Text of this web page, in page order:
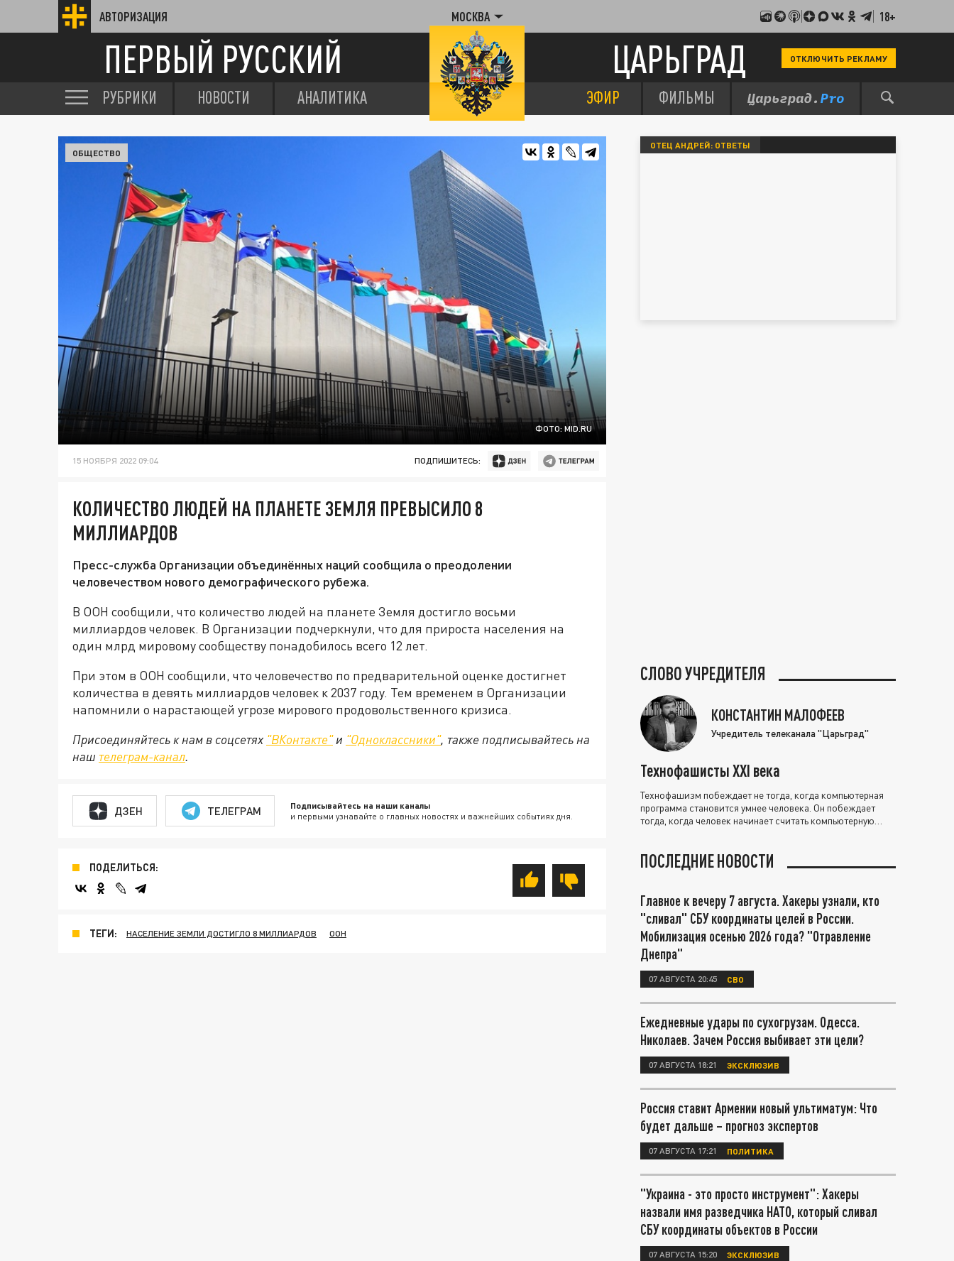
АВТОРИЗАЦИЯ МОСКВА 18+
ПЕРВЫЙ РУССКИЙ ЦАРЬГРАД ОТКЛЮЧИТЬ РЕКЛАМУ
РУБРИКИ НОВОСТИ АНАЛИТИКА ЭФИР ФИЛЬМЫ
ФОТО: MID.RU
ОБЩЕСТВО
15 НОЯБРЯ 2022 09:04 ПОДПИШИТЕСЬ:
КОЛИЧЕСТВО ЛЮДЕЙ НА ПЛАНЕТЕ ЗЕМЛЯ ПРЕВЫСИЛО 8
МИЛЛИАРДОВ
Пресс-служба Организации объединённых наций сообщила о преодолении
человечеством нового демографического рубежа.
В ООН сообщили, что количество людей на планете Земля достигло восьми
миллиардов человек. В Организации подчеркнули, что для прироста населения на
один млрд мировому сообществу понадобилось всего 12 лет.
При этом в ООН сообщили, что человечество по предварительной оценке достигнет
количества в девять миллиардов человек к 2037 году. Тем временем в Организации
напомнили о нарастающей угрозе мирового продовольственного кризиса.
Присоединяйтесь к нам в соцсетях "ВКонтакте"и "Одноклассники", также подписывайтесь на
наш телеграм-канал.
ДЗЕН ТЕЛЕГРАМ Подписывайтесь на наши каналы
и первыми узнавайте о главных новостях и важнейших событиях дня.
ПОДЕЛИТЬСЯ:
ТЕГИ: НАСЕЛЕНИЕ ЗЕМЛИ ДОСТИГЛО 8 МИЛЛИАРДОВ ООН
ОТЕЦ АНДРЕЙ: ОТВЕТЫ
СЛОВО УЧРЕДИТЕЛЯ
КОНСТАНТИН МАЛОФЕЕВ
Учредитель телеканала "Царьград"
Технофашисты XXI века
Технофашизм побеждает не тогда, когда компьютерная
программа становится умнее человека. Он побеждает
тогда, когда человек начинает считать компьютерную
ПОСЛЕДНИЕ НОВОСТИ
Главное к вечеру 7 августа. Хакеры узнали, кто
"сливал" СБУ координаты целей в России.
Мобилизация осенью 2026 года? "Отравление
Днепра"
07 АВГУСТА 20:45 СВО
Ежедневные удары по сухогрузам. Одесса.
Николаев. Зачем Россия выбивает эти цели?
07 АВГУСТА 18:21 ЭКСКЛЮЗИВ
Россия ставит Армении новый ультиматум: Что
будет дальше – прогноз экспертов
07 АВГУСТА 17:21 ПОЛИТИКА
"Украина - это просто инструмент": Хакеры
назвали имя разведчика НАТО, который сливал
СБУ координаты объектов в России
07 АВГУСТА 15:20 ЭКСКЛЮЗИВ